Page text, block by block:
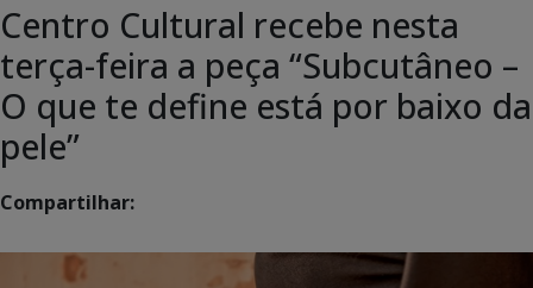
Centro Cultural recebe nesta
terça-feira a peça “Subcutâneo –
O que te define está por baixo da
pele”
Compartilhar: